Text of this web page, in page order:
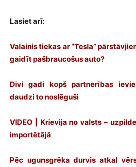
Lasiet arī:
Valainis tiekas ar “Tesla”
gaidīt pašbraucošus auto?
Divi gadi kopš partnerības
daudzi to noslēguši
VIDEO | Krievija no valsts –
importētājā
Pēc ugunsgrēka durvis atkal